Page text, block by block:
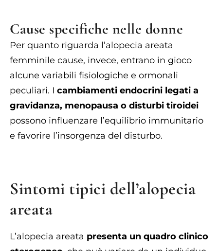
Cause specifiche nelle donne
Per quanto riguarda l’alopecia areata
femminile cause, invece, entrano in gioco
alcune variabili fisiologiche e ormonali
peculiari. I cambiamenti endocrini legati a
gravidanza, menopausa o disturbi tiroidei
possono influenzare l’equilibrio immunitario
e favorire l’insorgenza del disturbo.
Sintomi tipici dell’alopecia
areata
L’alopecia areata presenta un quadro clinico